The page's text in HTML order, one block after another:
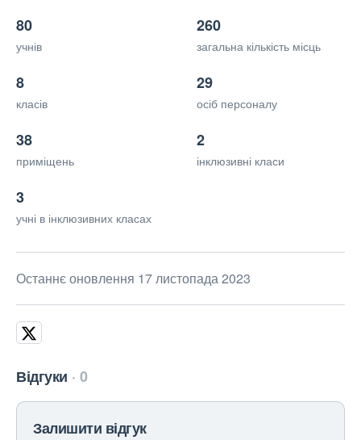
80
учнів
260
загальна кількість місць
8
класів
29
осіб персоналу
38
приміщень
2
інклюзивні класи
3
учні в інклюзивних класах
Останнє оновлення 17 листопада 2023
Відгуки 0
Залишити відгук